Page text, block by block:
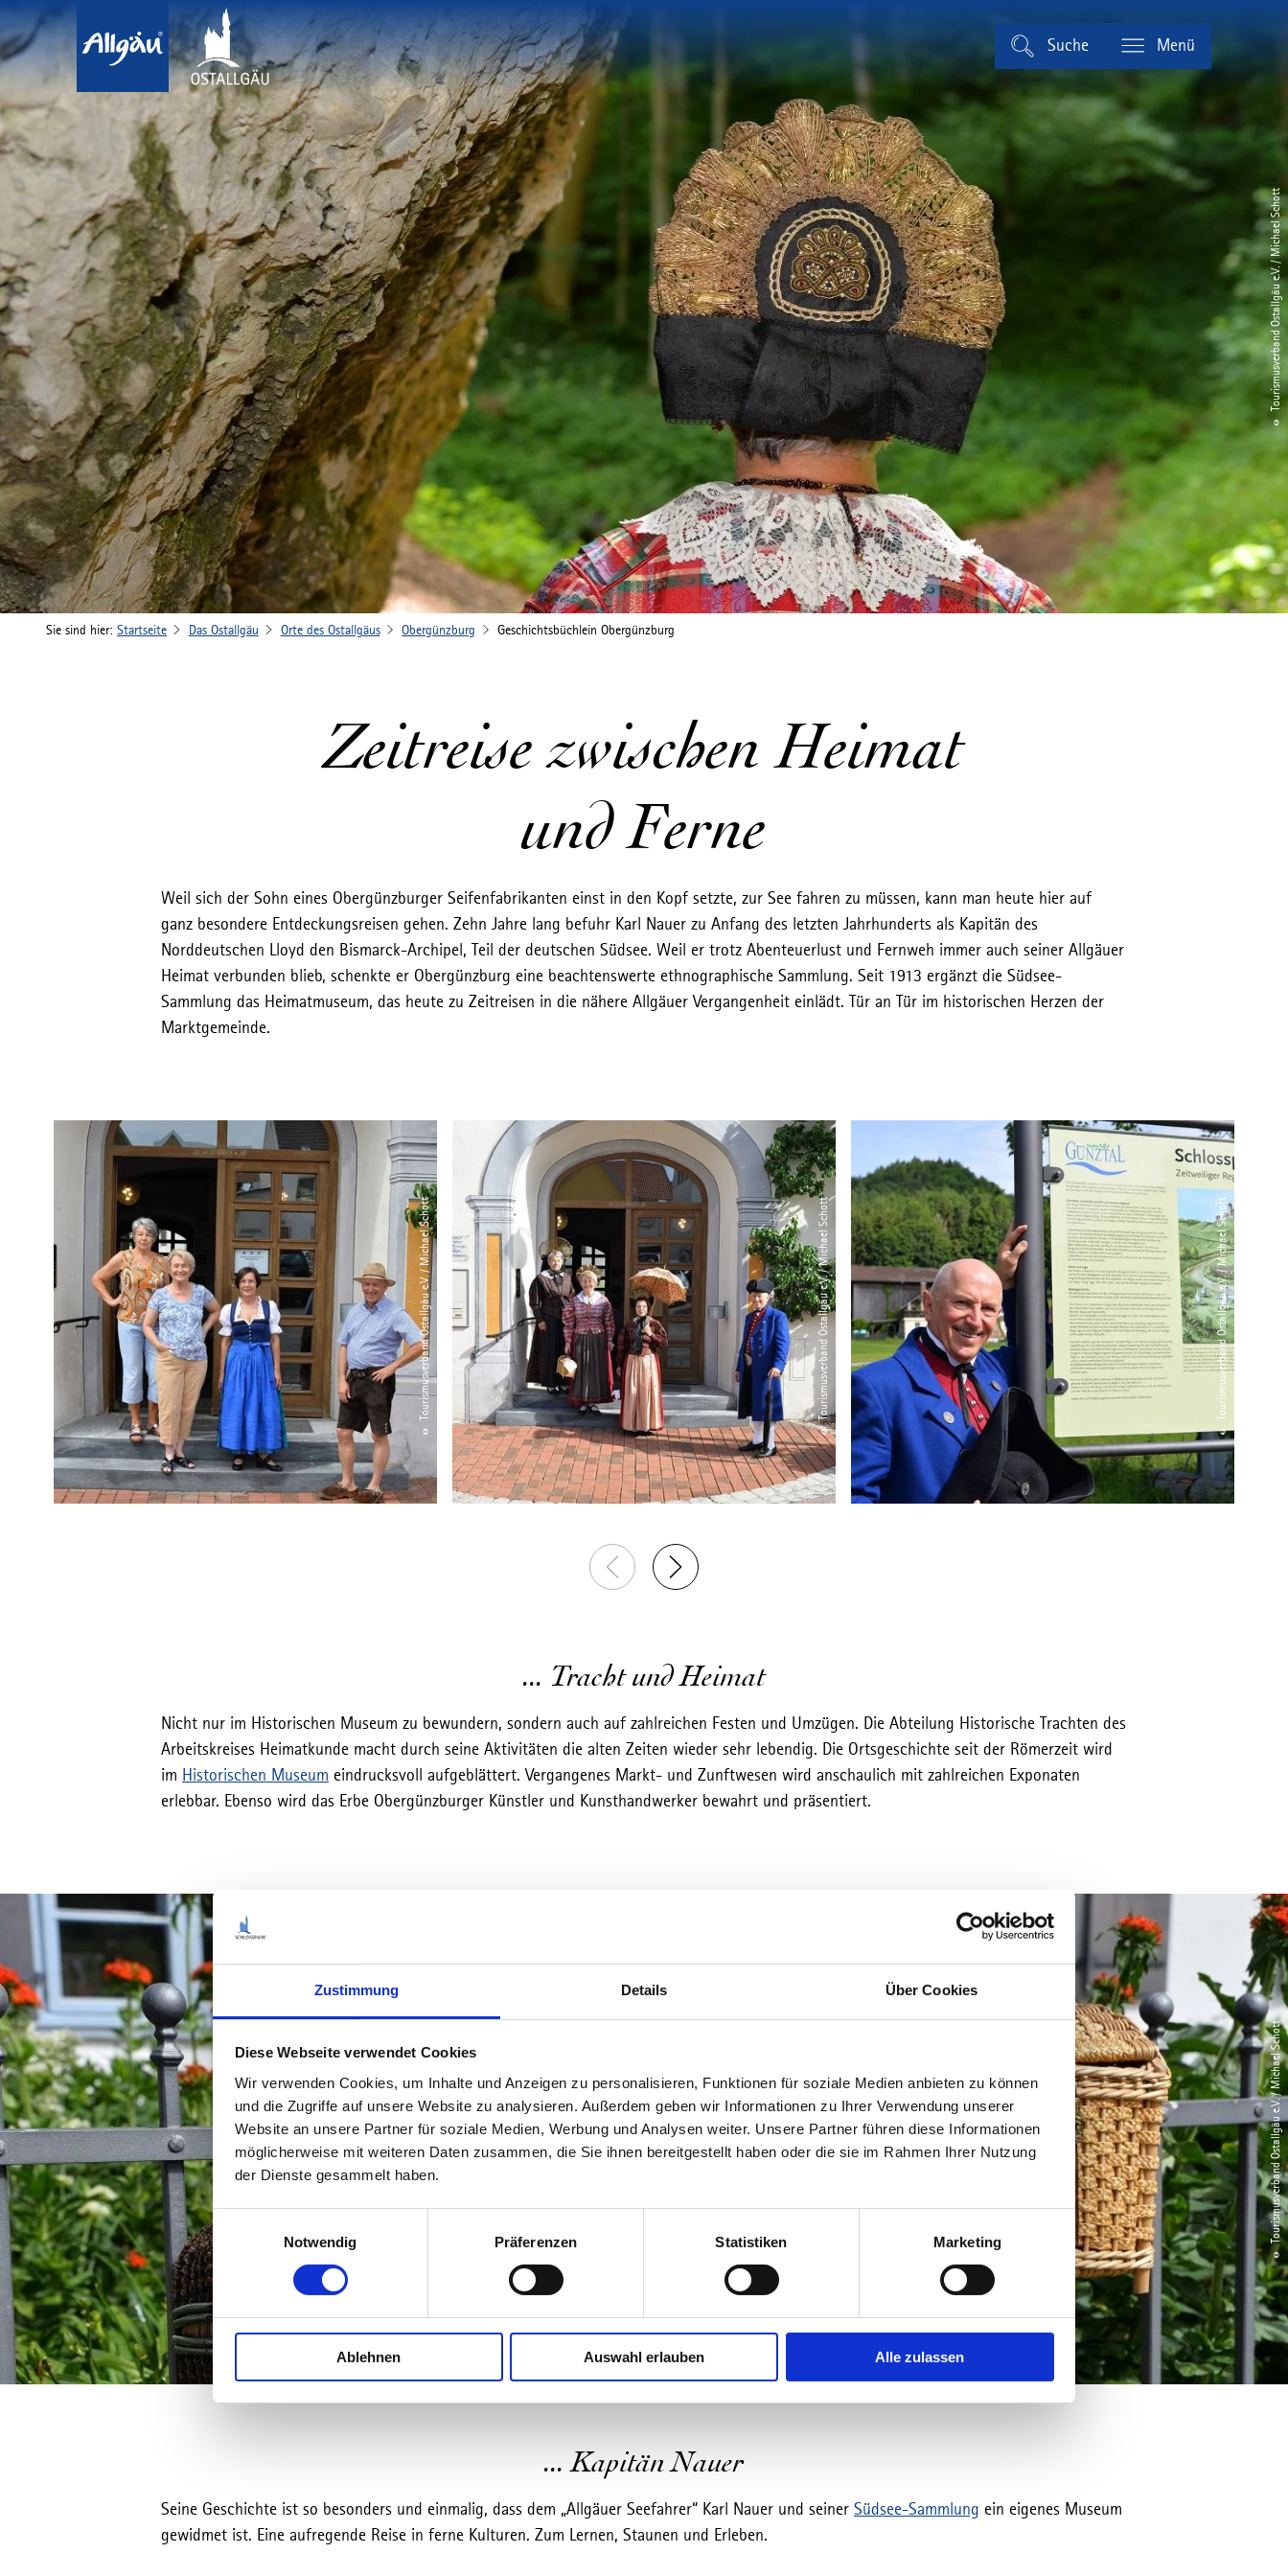
Zustimmung Details Über Cookies
Diese Webseite verwendet Cookies
Wir verwenden Cookies, um Inhalte und Anzeigen zu personalisieren, Funktionen für soziale Medien anbieten zu können
und die Zugriffe auf unsere Website zu analysieren. Außerdem geben wir Informationen zu Ihrer Verwendung unserer
Website an unsere Partner für soziale Medien, Werbung und Analysen weiter. Unsere Partner führen diese Informationen
möglicherweise mit weiteren Daten zusammen, die Sie ihnen bereitgestellt haben oder die sie im Rahmen Ihrer Nutzung
der Dienste gesammelt haben.
E
i
n
w
i
l
l
g
a
u
Notwendig Präferenzen Statistiken Marketing
Ablehnen Auswahl erlauben Alle zulassen
Suche Menü
© Tourismusverband Ostallgäu e.V. / Michael Schott
Sie sind hier: Startseite Das Ostallgäu Orte des Ostallgäus Obergünzburg Geschichtsbüchlein Obergünzburg
Zeitreise zwischen Heimat
und Ferne
Weil sich der Sohn eines Obergünzburger Seifenfabrikanten einst in den Kopf setzte, zur See fahren zu müssen, kann man heute hier auf
ganz besondere Entdeckungsreisen gehen. Zehn Jahre lang befuhr Karl Nauer zu Anfang des letzten Jahrhunderts als Kapitän des
Norddeutschen Lloyd den Bismarck-Archipel, Teil der deutschen Südsee. Weil er trotz Abenteuerlust und Fernweh immer auch seiner Allgäuer
Heimat verbunden blieb, schenkte er Obergünzburg eine beachtenswerte ethnographische Sammlung. Seit 1913 ergänzt die Südsee-
Sammlung das Heimatmuseum, das heute zu Zeitreisen in die nähere Allgäuer Vergangenheit einlädt. Tür an Tür im historischen Herzen der
Marktgemeinde.
© Tourismusverband Ostallgäu e.V. / Michael Schott © Tourismusverband Ostallgäu e.V. / Michael Schott © Tourismusverband Ostallgäu e.V. / Michael Schott
... Tracht und Heimat
Nicht nur im Historischen Museum zu bewundern, sondern auch auf zahlreichen Festen und Umzügen. Die Abteilung Historische Trachten des
Arbeitskreises Heimatkunde macht durch seine Aktivitäten die alten Zeiten wieder sehr lebendig. Die Ortsgeschichte seit der Römerzeit wird
im Historischen Museum eindrucksvoll aufgeblättert. Vergangenes Markt- und Zunftwesen wird anschaulich mit zahlreichen Exponaten
erlebbar. Ebenso wird das Erbe Obergünzburger Künstler und Kunsthandwerker bewahrt und präsentiert.
© Tourismusverband Ostallgäu e.V. / Michael Schott
... Kapitän Nauer
Seine Geschichte ist so besonders und einmalig, dass dem „Allgäuer Seefahrer“ Karl Nauer und seiner Südsee-Sammlung ein eigenes Museum
gewidmet ist. Eine aufregende Reise in ferne Kulturen. Zum Lernen, Staunen und Erleben.